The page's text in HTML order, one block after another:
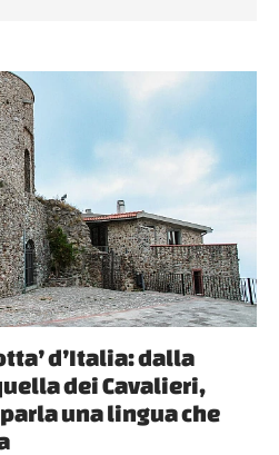
d’Italia: dalla
dei Cavalieri,
una lingua che